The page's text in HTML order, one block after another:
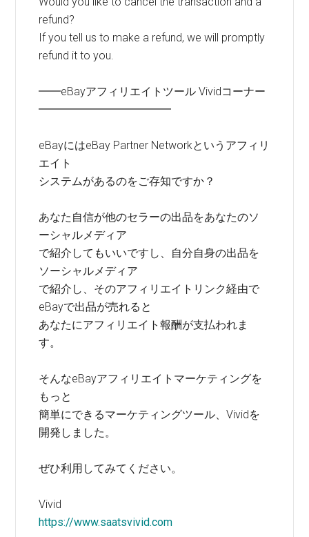
refund?
If you tell us to make a refund, we will promptly
refund it to you.
━━eBayアフィリエイトツール Vividコーナー
━━━━━━━━━━━━
eBayにはeBay Partner Networkというアフィリ
エイト
システムがあるのをご存知ですか？
あなた自信が他のセラーの出品をあなたのソ
ーシャルメディア
で紹介してもいいですし、自分自身の出品を
ソーシャルメディア
で紹介し、そのアフィリエイトリンク経由で
eBayで出品が売れると
あなたにアフィリエイト報酬が支払われま
す。
そんなeBayアフィリエイトマーケティングを
もっと
簡単にできるマーケティングツール、Vividを
開発しました。
ぜひ利用してみてください。
Vivid
https://www.saatsvivid.com